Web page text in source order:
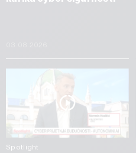
Spotlight